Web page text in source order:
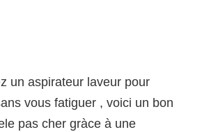
un aspirateur laveur pour
vous fatiguer , voici un bon
pas cher gràce à une